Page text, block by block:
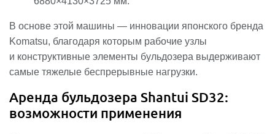
В основе этой машины — инновации японского бренда
Komatsu, благодаря которым рабочие узлы
и конструктивные элементы бульдозера выдерживают
самые тяжелые беспрерывные нагрузки.
Аренда бульдозера Shantui SD32:
возможности применения